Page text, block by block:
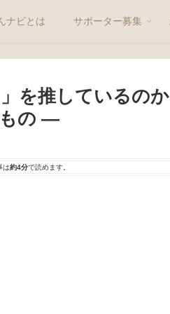
ナビとは サポーター募集
を推しているの
もの ―
は約4分で読めます。